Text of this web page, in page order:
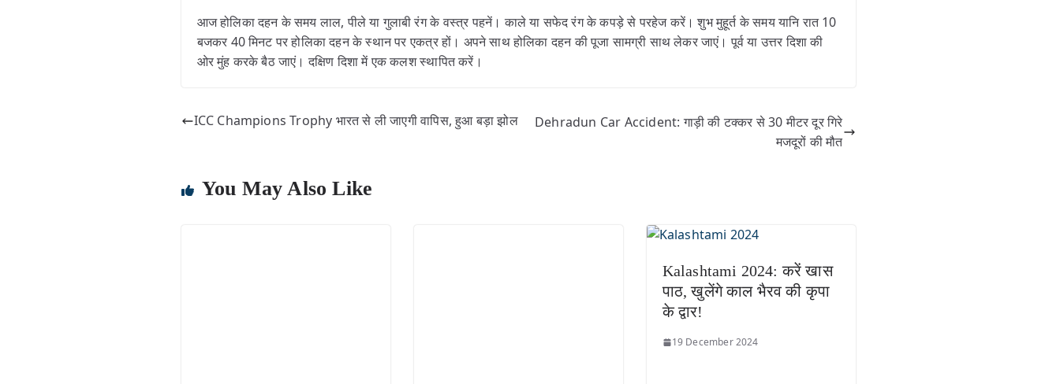
आज होलिका दहन के समय लाल, पीले या गुलाबी रंग के वस्त्र पहनें। काले या सफेद रंग के कपड़े से परहेज करें। शुभ मुहूर्त के समय यानि रात 10
बजकर 40 मिनट पर होलिका दहन के स्थान पर एकत्र हों। अपने साथ होलिका दहन की पूजा सामग्री साथ लेकर जाएं। पूर्व या उत्तर दिशा की
ओर मुंह करके बैठ जाएं। दक्षिण दिशा में एक कलश स्थापित करें।
ICC Champions Trophy भारत से ली जाएगी वापिस, हुआ बड़ा झोल
Dehradun Car Accident: गाड़ी की टक्कर से 30 मीटर दूर गिरे
मजदूरों की मौत
You May Also Like
Kalashtami 2024: करें खास
पाठ, खुलेंगे काल भैरव की कृपा
के द्वार!
19 December 2024